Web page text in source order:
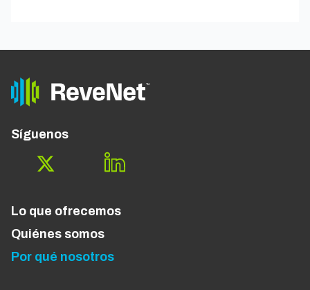
Síguenos
Lo que ofrecemos
Quiénes somos
Por qué nosotros